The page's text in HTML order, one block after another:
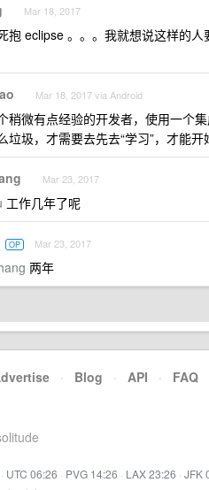
Mar 18, 2017
抱 eclipse 。。。我就想说这样的
Mar 18, 2017 via Android
稍微有点经验的开发者，使用一个
垃圾，才需要去先去“学习”，才能开
Mar 23, 2017
工作几年了呢
OP Mar 23, 2017
两年
· Blog · API · FAQ
UTC 06:26 · PVG 14:26 · LAX 23:26 · JFK